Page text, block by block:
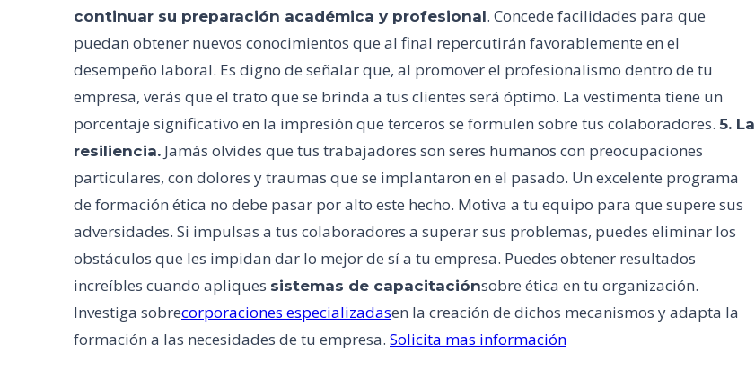
continuar su preparación académica y profesional. Concede facilidades para que
puedan obtener nuevos conocimientos que al final repercutirán favorablemente en el
desempeño laboral. Es digno de señalar que, al promover el profesionalismo dentro de tu
empresa, verás que el trato que se brinda a tus clientes será óptimo. La vestimenta tiene un
porcentaje significativo en la impresión que terceros se formulen sobre tus colaboradores. 5. La
resiliencia. Jamás olvides que tus trabajadores son seres humanos con preocupaciones
particulares, con dolores y traumas que se implantaron en el pasado. Un excelente programa
de formación ética no debe pasar por alto este hecho. Motiva a tu equipo para que supere sus
adversidades. Si impulsas a tus colaboradores a superar sus problemas, puedes eliminar los
obstáculos que les impidan dar lo mejor de sí a tu empresa. Puedes obtener resultados
increíbles cuando apliques sistemas de capacitaciónsobre ética en tu organización.
Investiga sobrecorporaciones especializadasen la creación de dichos mecanismos y adapta la
formación a las necesidades de tu empresa. Solicita mas información